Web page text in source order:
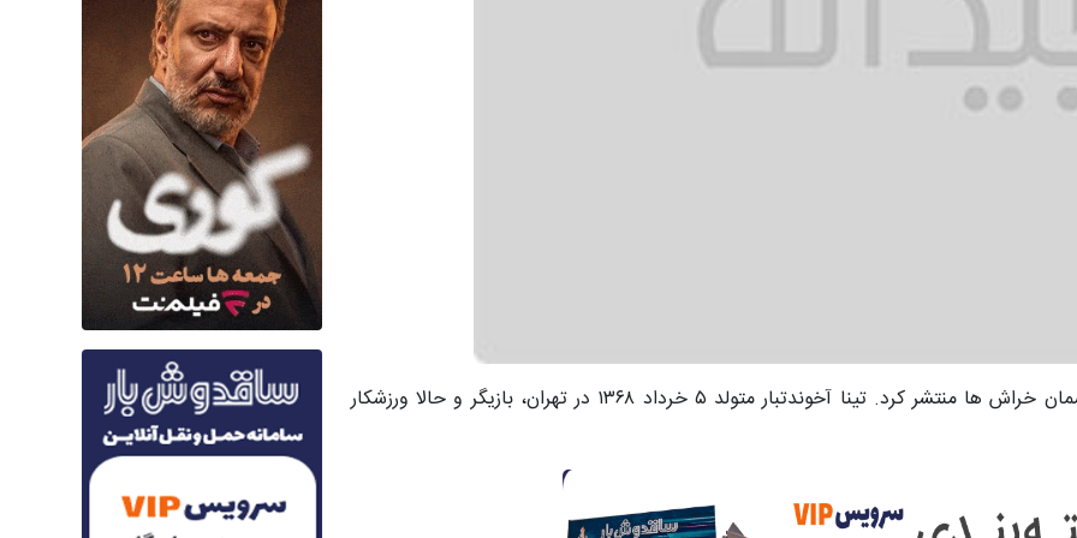
تینا آخوندتبار در اینستاگرام عکسی از حضور خود در کنار آسمان خراش ها منتشر کرد. تینا آخوندتبار متولد ۵ خرداد ۱۳۶۸ در تهران، بازیگر و حالا ورزشکار